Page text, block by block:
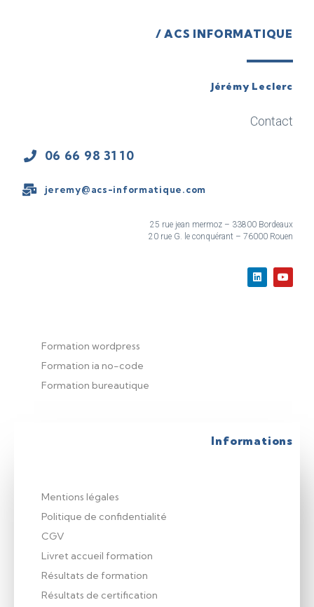
/ ACS INFORMATIQUE
Jérémy Leclerc
Contact
06 66 98 31 10
jeremy@acs-informatique.com
25 rue jean mermoz – 33800 Bordeaux
20 rue G. le conquérant – 76000 Rouen
Formation wordpress
Formation ia no-code
Formation bureautique
Informations
Mentions légales
Politique de confidentialité
CGV
Livret accueil formation
Résultats de formation
Résultats de certification